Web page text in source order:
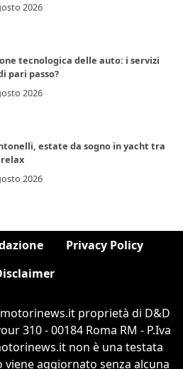
2026
tecnologica delle auto: i servizi
pari passo?
2026
estate da sogno in yacht tra
relax
2026
Privacy Policy
proprietà di D&D
310 - 00184 Roma RM - P.Iva
non è una testata
aggiornato senza alcuna